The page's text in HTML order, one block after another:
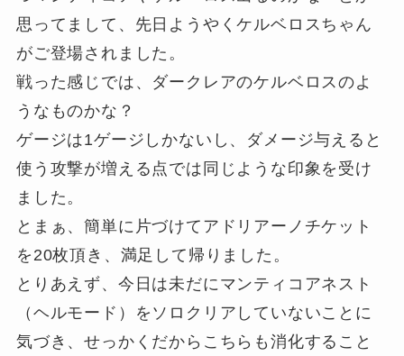
思ってまして、先日ようやくケルベロスちゃん
がご登場されました。
戦った感じでは、ダークレアのケルベロスのよ
うなものかな？
ゲージは1ゲージしかないし、ダメージ与えると
使う攻撃が増える点では同じような印象を受け
ました。
とまぁ、簡単に片づけてアドリアーノチケット
を20枚頂き、満足して帰りました。
とりあえず、今日は未だにマンティコアネスト
（ヘルモード）をソロクリアしていないことに
気づき、せっかくだからこちらも消化すること